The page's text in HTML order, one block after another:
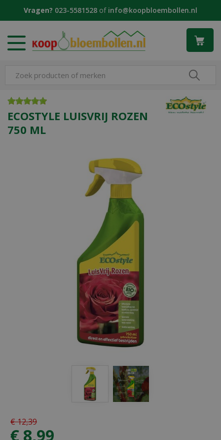
Vragen? 023-5581528 of info@koopbloembollen.nl
ECOSTYLE LUISVRIJ ROZEN
750 ML
€12,39
€ 8,99